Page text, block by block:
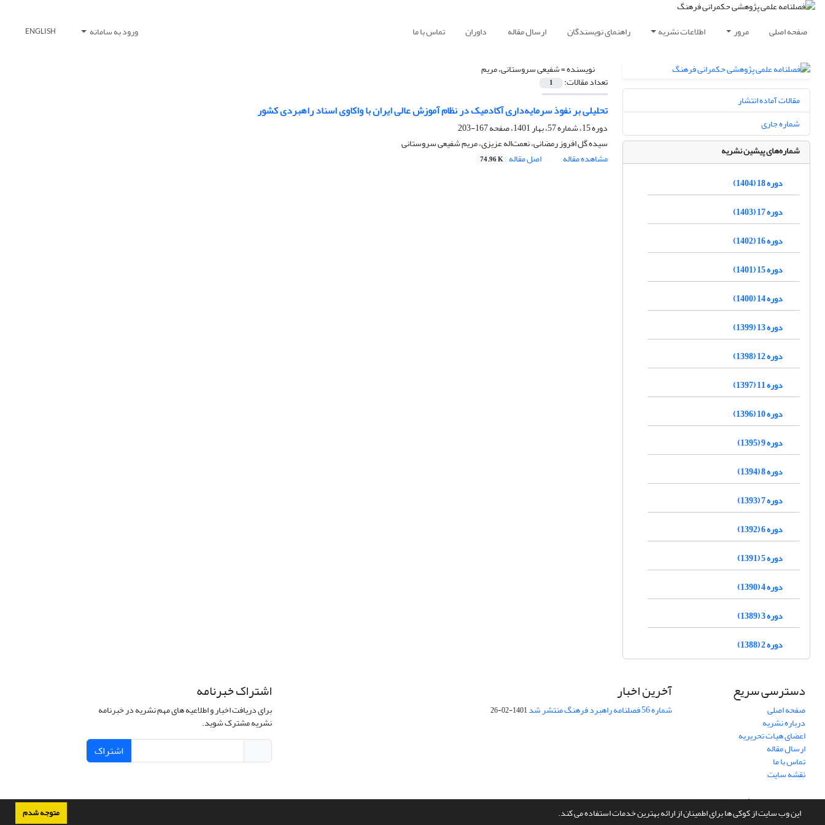
این وب سایت از کوکی ها برای اطمینان از ارائه بهترین خدمات استفاده می کند. متوجه شدم
صفحه اصلی مرور اطلاعات نشریه راهنمای نویسندگان ارسال مقاله داوران تماس با ما ورود به سامانه ENGLISH
نویسنده =شفیعی سروستانی، مریم
تعداد مقالات: 1
تحلیلی بر نفوذ سرمایه‌داری آکادمیک در نظام آموزش عالی ایران با واکاوی اسناد راهبردی کشور
دوره 15، شماره 57، بهار 1401، صفحه
167-203
سیده گل افروز رمضانی، نعمت‌اله عزیزی، مریم شفیعی سروستانی
مشاهده مقاله
اصل مقاله 74.96 K
مقالات آماده انتشار
شماره جاری
شماره‌های پیشین نشریه
دوره 18 (1404)
دوره 17 (1403)
دوره 16 (1402)
دوره 15 (1401)
دوره 14 (1400)
دوره 13 (1399)
دوره 12 (1398)
دوره 11 (1397)
دوره 10 (1396)
دوره 9 (1395)
دوره 8 (1394)
دوره 7 (1393)
دوره 6 (1392)
دوره 5 (1391)
دوره 4 (1390)
دوره 3 (1389)
دوره 2 (1388)
دسترسی سریع
صفحه اصلی
درباره نشریه
اعضای هیات تحریریه
ارسال مقاله
تماس با ما
نقشه سایت
آخرین اخبار
شماره 56 فصلنامه راهبرد فرهنگ منتشر شد 1401-02-26
اشتراک خبرنامه
برای دریافت اخبار و اطلاعیه های مهم نشریه در خبرنامه
نشریه مشترک شوید.
اشتراک
سامانه مدیریت نشریات علمی.طراحی و پیاده سازی ازسیناوب